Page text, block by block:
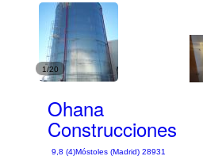
1/20
Ohana
Construcciones
9,8 (4)Móstoles (Madrid) 28931